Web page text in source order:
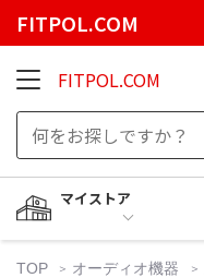
FITPOL.COM
FITPOL.COM
マイストア
TOP オーディオ機器